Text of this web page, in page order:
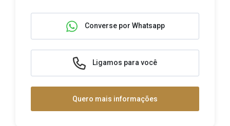
Converse por Whatsapp
Ligamos para você
Quero mais informações